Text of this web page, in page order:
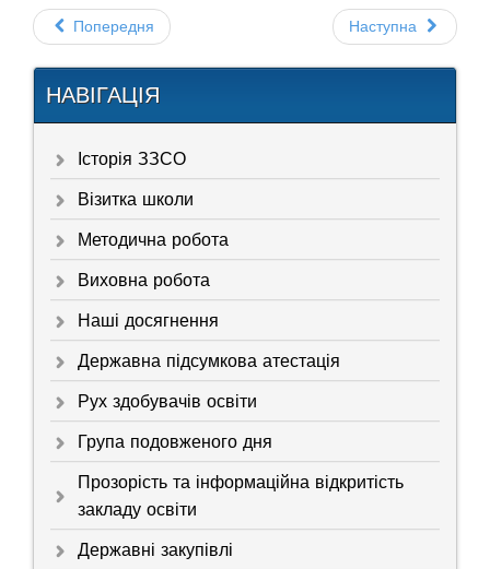
Попередня Наступна
НАВІГАЦІЯ
Історія ЗЗСО
Візитка школи
Методична робота
Виховна робота
Наші досягнення
Державна підсумкова атестація
Рух здобувачів освіти
Група подовженого дня
Прозорість та інформаційна відкритість
закладу освіти
Державні закупівлі